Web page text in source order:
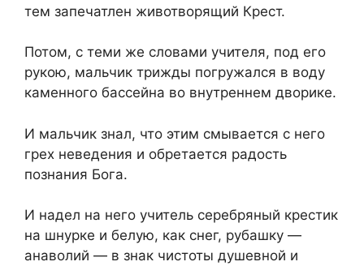
тем запечатлен животворящий Крест.
Потом, с теми же словами учителя, под его
рукою, мальчик трижды погружался в воду
каменного бассейна во внутреннем дворике.
И мальчик знал, что этим смывается с него
грех неведения и обретается радость
познания Бога.
И надел на него учитель серебряный крестик
на шнурке и белую, как снег, рубашку —
анаволий — в знак чистоты душевной и